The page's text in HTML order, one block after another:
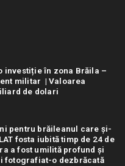
investiție în zona Brăila –
militar | Valoarea
de dolari
pentru brăileanul care și-
fosta iubită timp de 24 de
a fost umilită profund și
fotografiat-o dezbrăcată